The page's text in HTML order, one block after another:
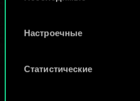
Найти подробную
используем ваши файлы
«Настройки» ниже.
Настроечные
Статистические